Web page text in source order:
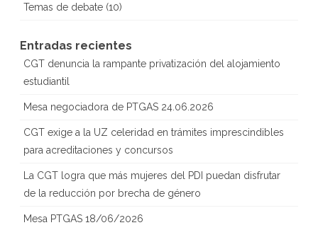
Temas de debate (10)
Entradas recientes
CGT denuncia la rampante privatización del alojamiento
estudiantil
Mesa negociadora de PTGAS 24.06.2026
CGT exige a la UZ celeridad en trámites imprescindibles
para acreditaciones y concursos
La CGT logra que más mujeres del PDI puedan disfrutar
de la reducción por brecha de género
Mesa PTGAS 18/06/2026